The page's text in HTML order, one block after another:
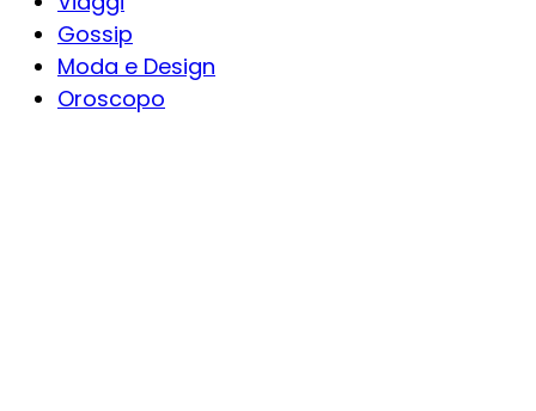
Gossip
Moda e Design
Oroscopo